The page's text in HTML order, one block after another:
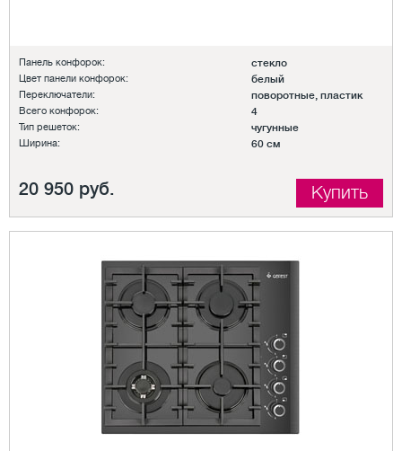
Панель конфорок: стекло
Цвет панели конфорок: белый
Переключатели: поворотные, пластик
Всего конфорок: 4
Тип решеток: чугунные
Ширина: 60 см
20 950 руб. Купить